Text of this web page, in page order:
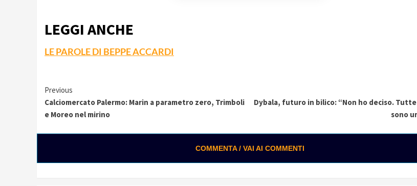
LEGGI ANCHE
LE PAROLE DI BEPPE ACCARDI
Continue
Reading
Previous
Calciomercato Palermo: Marin a parametro zero, Trimboli
e Moreo nel mirino
Dybala, futuro in bilico: “Non ho deciso.
sono
COMMENTA / VAI AI COMMENTI